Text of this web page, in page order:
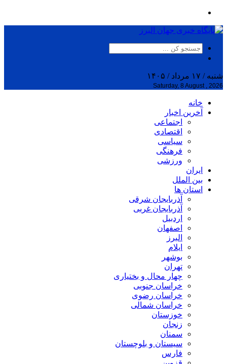
شنبه / ۱۷ مرداد / ۱۴۰۵
Saturday, 8 August , 2026
خانه
آخرین اخبار
اجتماعی
اقتصادی
سیاسی
فرهنگی
ورزشی
ایران
بین الملل
استان ها
آذربایجان شرقی
آذربایجان غربی
اردبیل
اصفهان
البرز
ایلام
بوشهر
تهران
چهار محال و بختیاری
خراسان جنوبی
خراسان رضوی
خراسان شمالی
خوزستان
زنجان
سمنان
سیستان و بلوچستان
فارس